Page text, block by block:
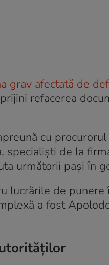
grav afectată de
refacerea
cu
de la
următorii pași în
lucrările de
a fost